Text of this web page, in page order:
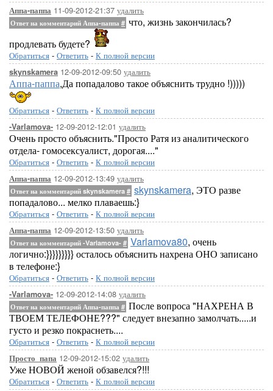
Аппа-паппа 11-09-2012-21:37 удалить
Ответ на комментарий Аппа-паппа # что, жизнь закончилась?
продлевать будете?
Обратиться - Ответить - К полной версии
skynskamera 12-09-2012-09:50 удалить
Аппа-паппа,Да попадалово такое объяснить трудно !)))))
Обратиться - Ответить - К полной версии
-Varlamova- 12-09-2012-12:01 удалить
Очень просто объяснить."Просто Ратя из аналитического
отдела- гомосексуалист, дорогая...."
Обратиться - Ответить - К полной версии
Аппа-паппа 12-09-2012-13:49 удалить
Ответ на комментарий skynskamera # skynskamera, ЭТО разве
попадалово... мелко плаваешь:}
Обратиться - Ответить - К полной версии
Аппа-паппа 12-09-2012-13:50 удалить
Ответ на комментарий -Varlamova- # Varlamova80, очень
логично:}}}}}}}}} осталось объяснить нахрена ОНО записано
в телефоне:}
Обратиться - Ответить - К полной версии
-Varlamova- 12-09-2012-14:08 удалить
Ответ на комментарий Аппа-паппа # После вопроса "НАХРЕНА В
ТВОЕМ ТЕЛЕФОНЕ???" следует внезапно замолчать.....и
густо и резко покраснеть....
Обратиться - Ответить - К полной версии
Просто_папа 12-09-2012-15:02 удалить
Уже НОВОЙ женой обзавелся?!!!
Обратиться - Ответить - К полной версии